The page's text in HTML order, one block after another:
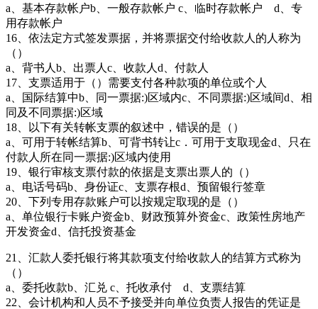
a、基本存款帐户b、一般存款帐户 c、临时存款帐户 d、专
用存款帐户
16、依法定方式签发票据，并将票据交付给收款人的人称为
（）
a、背书人b、出票人c、收款人d、付款人
17、支票适用于（）需要支付各种款项的单位或个人
a、国际结算中b、同一票据:)区域内c、不同票据:)区域间d、相
同及不同票据:)区域
18、以下有关转帐支票的叙述中，错误的是（）
a、可用于转帐结算b、可背书转让c．可用于支取现金d、只在
付款人所在同一票据:)区域内使用
19、银行审核支票付款的依据是支票出票人的（）
a、电话号码b、身份证c、支票存根d、预留银行签章
20、下列专用存款账户可以按规定取现的是（）
a、单位银行卡账户资金b、财政预算外资金c、政策性房地产
开发资金d、信托投资基金
21、汇款人委托银行将其款项支付给收款人的结算方式称为
（）
a、委托收款b、汇兑 c、托收承付 d、支票结算
22、会计机构和人员不予接受并向单位负责人报告的凭证是